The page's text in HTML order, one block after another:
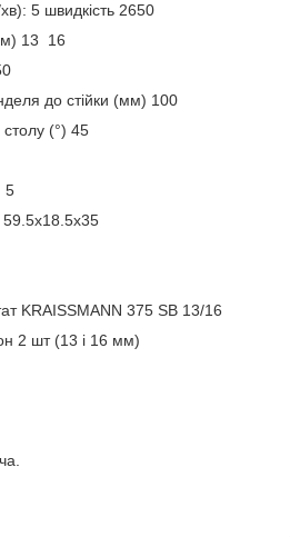
хв): 5 швидкість 2650
13 16
до стійки (мм) 100
(°) 45
5
KRAISSMANN 375 SB 13/16
2 шт (13 і 16 мм)